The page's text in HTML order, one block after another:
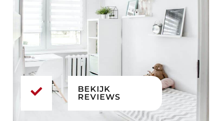
BEKIJK
REVIEWS